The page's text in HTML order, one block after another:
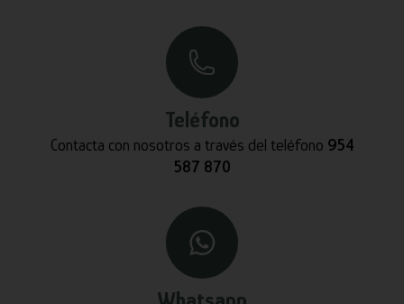
Teléfono
Contacta con nosotros a través del teléfono 954
587 870